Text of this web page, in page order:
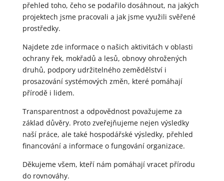
přehled toho, čeho se podařilo dosáhnout, na jakých
projektech jsme pracovali a jak jsme využili svěřené
prostředky.
Najdete zde informace o našich aktivitách v oblasti
ochrany řek, mokřadů a lesů, obnovy ohrožených
druhů, podpory udržitelného zemědělství i
prosazování systémových změn, které pomáhají
přírodě i lidem.
Transparentnost a odpovědnost považujeme za
základ důvěry. Proto zveřejňujeme nejen výsledky
naší práce, ale také hospodářské výsledky, přehled
financování a informace o fungování organizace.
Děkujeme všem, kteří nám pomáhají vracet přírodu
do rovnováhy.